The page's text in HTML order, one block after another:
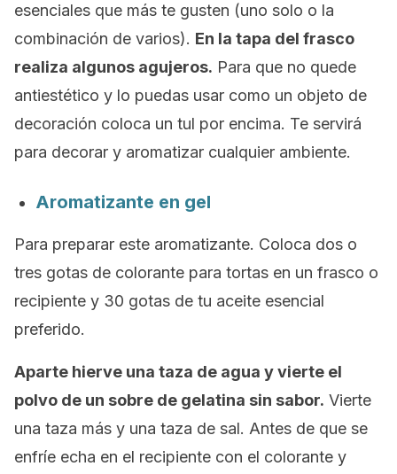
esenciales que más te gusten (uno solo o la
combinación de varios). En la tapa del frasco
realiza algunos agujeros. Para que no quede
antiestético y lo puedas usar como un objeto de
decoración coloca un tul por encima. Te servirá
para decorar y aromatizar cualquier ambiente.
Aromatizante en gel
Para preparar este aromatizante. Coloca dos o
tres gotas de colorante para tortas en un frasco o
recipiente y 30 gotas de tu aceite esencial
preferido.
Aparte hierve una taza de agua y vierte el
polvo de un sobre de gelatina sin sabor. Vierte
una taza más y una taza de sal. Antes de que se
enfríe echa en el recipiente con el colorante y